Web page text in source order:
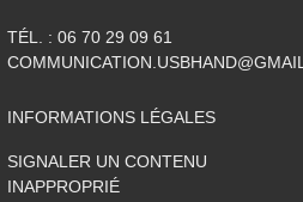
TÉL. : 06 70 29 09 61
INFORMATIONS LÉGALES
SIGNALER UN CONTENU
INAPPROPRIÉ